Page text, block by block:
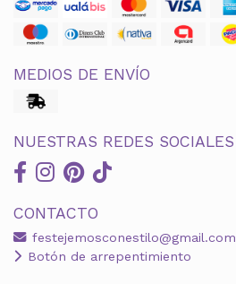
MEDIOS DE ENVÍO
NUESTRAS REDES SOCIALES
CONTACTO
festejemosconestilo@gmail.com
Botón de arrepentimiento